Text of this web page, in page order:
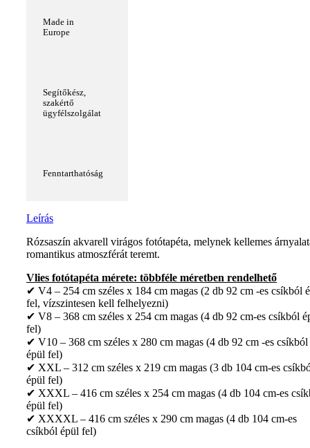
Made in
Europe
Segítőkész,
szakértő
ügyfélszolgálat
Fenntarthatóság
Leírás
Rózsaszín akvarell virágos fotótapéta, melynek kellemes
romantikus atmoszférát teremt.
Vlies fotótapéta mérete: többféle méretben rendelhető
✔ V4 – 254 cm széles x 184 cm magas (2 db 92 cm -es csíkból
fel, vízszintesen kell felhelyezni)
✔ V8 – 368 cm széles x 254 cm magas (4 db 92 cm-es csíkból
fel)
✔ V10 – 368 cm széles x 280 cm magas (4 db 92 cm -es csíkból
épül fel)
✔ XXL – 312 cm széles x 219 cm magas (3 db 104 cm-es
épül fel)
✔ XXXL – 416 cm széles x 254 cm magas (4 db 104 cm-es
épül fel)
✔ XXXXL – 416 cm széles x 290 cm magas (4 db 104 cm-es
csíkból épül fel)